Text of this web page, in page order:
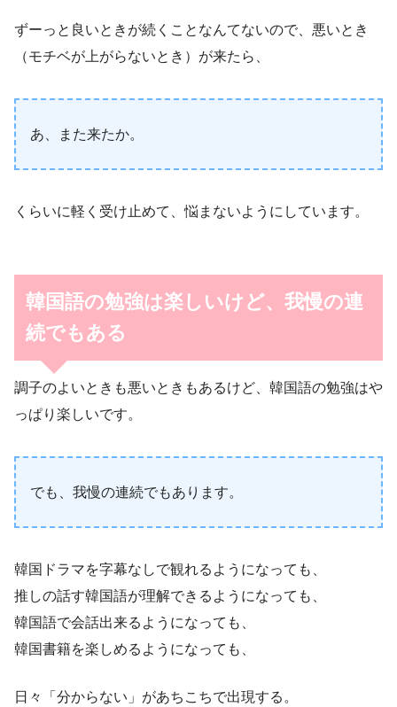
ずーっと良いときが続くことなんてないので、悪いとき
（モチベが上がらないとき）が来たら、
あ、また来たか。
くらいに軽く受け止めて、悩まないようにしています。
韓国語の勉強は楽しいけど、我慢の連
続でもある
調子のよいときも悪いときもあるけど、韓国語の勉強はや
っぱり楽しいです。
でも、我慢の連続でもあります。
韓国ドラマを字幕なしで観れるようになっても、
推しの話す韓国語が理解できるようになっても、
韓国語で会話出来るようになっても、
韓国書籍を楽しめるようになっても、
日々「分からない」があちこちで出現する。